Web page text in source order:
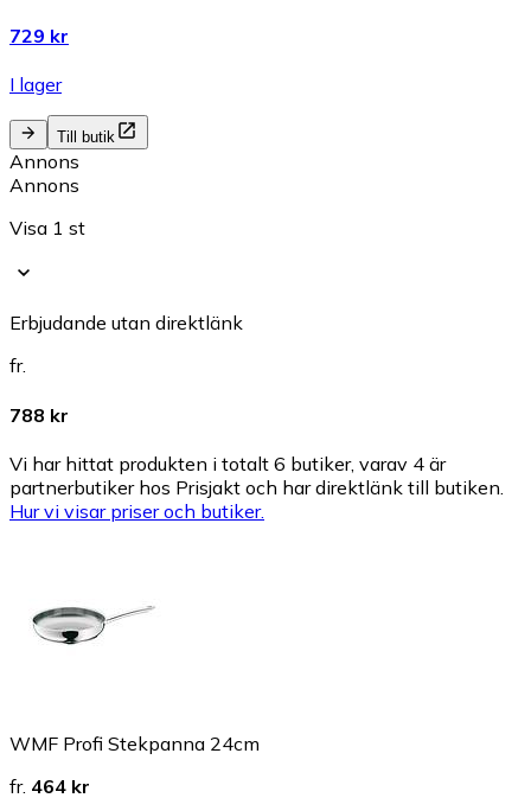
729 kr
I lager
Till butik
Annons
Annons
Visa 1 st
Erbjudande utan direktlänk
fr.
788 kr
Vi har hittat produkten i totalt 6 butiker, varav 4 är
partnerbutiker hos Prisjakt och har direktlänk till butiken.
Hur vi visar priser och butiker.
WMF Profi Stekpanna 24cm
fr. 464 kr